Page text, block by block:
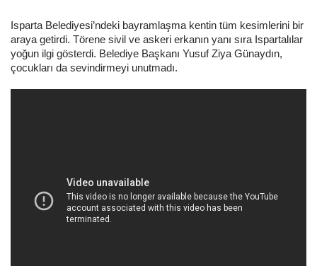
Isparta Belediyesi’ndeki bayramlaşma kentin tüm kesimlerini bir
araya getirdi. Törene sivil ve askeri erkanın yanı sıra Ispartalılar
yoğun ilgi gösterdi. Belediye Başkanı Yusuf Ziya Günaydın,
çocukları da sevindirmeyi unutmadı.